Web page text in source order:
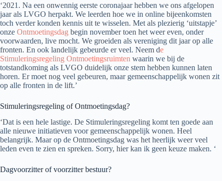
‘2021. Na een onwennig eerste coronajaar hebben we ons afgelopen
jaar als LVGO herpakt. We leerden hoe we in online bijeenkomsten
toch verder konden kennis uit te wisselen. Met als plezierig ‘uitstapje’
onze Ontmoetingsdag begin november toen het weer even, onder
voorwaarden, live mocht. We groeiden als vereniging dit jaar op alle
fronten. En ook landelijk gebeurde er veel. Neem de
Stimuleringsregeling Ontmoetingsruimten waarin we bij de
totstandkoming als LVGO duidelijk onze stem hebben kunnen laten
horen. Er moet nog veel gebeuren, maar gemeenschappelijk wonen zit
op alle fronten in de lift.’
Stimuleringsregeling of Ontmoetingsdag?
‘Dat is een hele lastige. De Stimuleringsregeling komt ten goede aan
alle nieuwe initiatieven voor gemeenschappelijk wonen. Heel
belangrijk. Maar op de Ontmoetingsdag was het heerlijk weer veel
leden even te zien en spreken. Sorry, hier kan ik geen keuze maken. ‘
Dagvoorzitter of voorzitter bestuur?